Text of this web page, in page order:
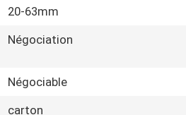
20-63mm
Négociation
Négociable
carton